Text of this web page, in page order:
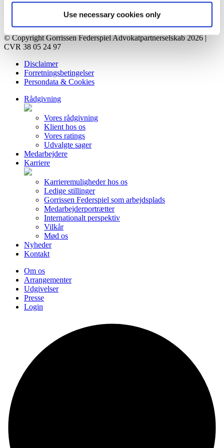
Use necessary cookies only
Kreditorportal
© Copyright Gorrissen Federspiel Advokatpartnerselskab 2026 |
CVR 38 05 24 97
Disclaimer
Forretningsbetingelser
Persondata & Cookies
Rådgivning
Vores rådgivning
Klient hos os
Vores ratings
Udvalgte sager
Medarbejdere
Karriere
Karrieremuligheder hos os
Ledige stillinger
Gorrissen Federspiel som arbejdsplads
Medarbejderportrætter
Internationalt perspektiv
Vilkår
Mød os
Nyheder
Kontakt
Om os
Arrangementer
Udgivelser
Presse
Login